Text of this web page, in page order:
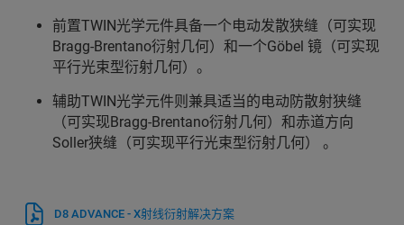
前置TWIN光学元件具备一个电动发散狭缝（可实现
Bragg-Brentano衍射几何）和一个Göbel 镜（可实现
平行光束型衍射几何）。
辅助TWIN光学元件则兼具适当的电动防散射狭缝
（可实现Bragg-Brentano衍射几何）和赤道方向
Soller狭缝（可实现平行光束型衍射几何） 。
D8 ADVANCE - X射线衍射解决方案